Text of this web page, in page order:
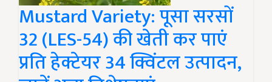
Mustard Variety: पूसा सरसों
32 (LES-54) की खेती कर पाएं
प्रति हेक्टेयर 34 क्विंटल उत्पादन,